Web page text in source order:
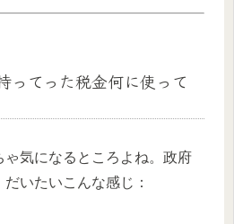
ってった税金何に使って
気になるところよね。政府
いたいこんな感じ：